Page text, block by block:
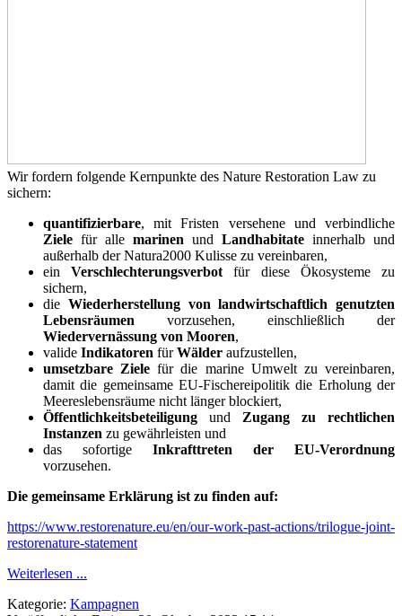
Wir fordern folgende Kernpunkte des Nature Restoration Law zu
sichern:
quantifizierbare, mit Fristen versehene und verbindliche
Ziele für alle marinen und Landhabitate innerhalb und
außerhalb der Natura2000 Kulisse zu vereinbaren,
einVerschlechterungsverbot für diese Ökosysteme zu
sichern,
die Wiederherstellung von landwirtschaftlich genutzten
Lebensräumen vorzusehen, einschließlich der
Wiedervernässung von Mooren,
valide Indikatoren fürWälder aufzustellen,
umsetzbare Ziele für die marine Umwelt zu vereinbaren,
damit die gemeinsame EU-Fischereipolitik die Erholung der
Meereslebensräume nicht länger blockiert,
Öffentlichkeitsbeteiligung und Zugang zu rechtlichen
Instanzen zu gewährleisten und
das sofortige Inkrafttreten der EU-Verordnung
vorzusehen.
Die gemeinsame Erklärung ist zu finden auf:
https://www.restorenature.eu/en/our-work-past-actions/trilogue-joint-
restorenature-statement
Weiterlesen ...
Kategorie: Kampagnen